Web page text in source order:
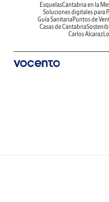
EsquelasCantabria en la
Soluciones digitales para
Guía SanitariaPuntos de
Casas de Cantabria
Carlos Alcaraz